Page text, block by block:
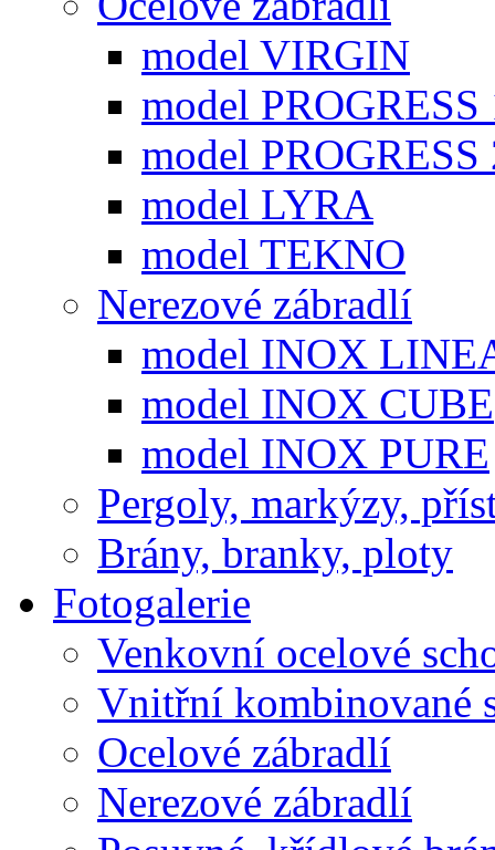
model VIRGIN
model PROGRESS
model PROGRESS
model LYRA
model TEKNO
Nerezové zábradlí
model INOX
model INOX CUBE
model INOX PURE
Pergoly, markýzy,
Brány, branky, ploty
Fotogalerie
Venkovní ocelové
Vnitřní kombinované
Ocelové zábradlí
Nerezové zábradlí